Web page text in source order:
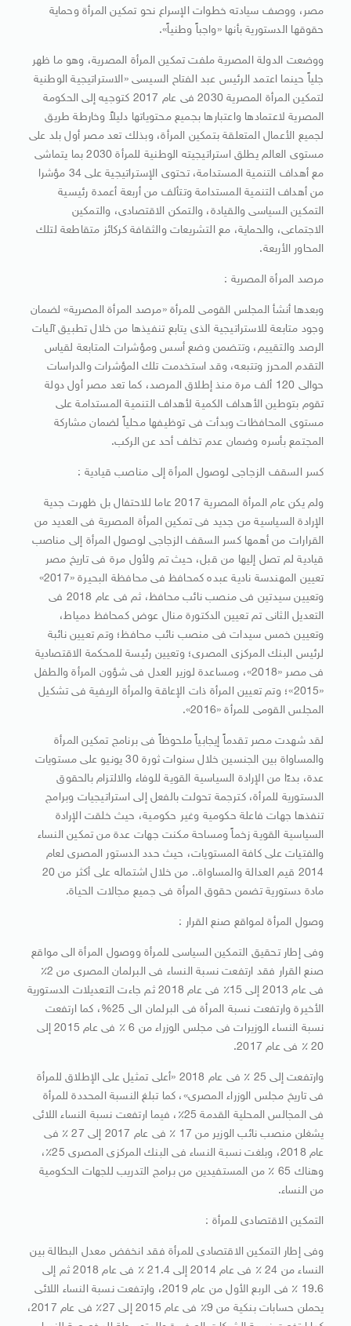
مصر، ووصف سيادته خطوات الإسراع نحو تمكين المرأة وحماية
حقوقها الدستورية بأنها «واجباً وطنياً».
ووضعت الدولة المصرية ملفت تمكين المرأة المصرية، وهو ما ظهر
جلياً حينما اعتمد الرئيس عبد الفتاح السيسى «الاستراتيجية الوطنية
لتمكين المرأة المصرية 2030 فى عام 2017 كتوجيه إلى الحكومة
المصرية لاعتمادها واعتبارها بجميع محتوياتها دليلاً وخارطة طريق
لجميع الأعمال المتعلقة بتمكين المرأة، وبذلك تعد مصر أول بلد على
مستوى العالم يطلق استراتيجيته الوطنية للمرأة 2030 بما يتماشى
مع أهداف التنمية المستدامة، تحتوى الإستراتيجية على 34 مؤشرا
من أهداف التنمية المستدامة وتتألف من أربعة أعمدة رئيسية
التمكين السياسى والقيادة، والتمكن الاقتصادى، والتمكين
الاجتماعى، والحماية، مع التشريعات والثقافة كركائز متقاطعة لتلك
المحاور الأربعة.
مرصد المرأة المصرية :
وبعدها أنشأ المجلس القومى للمرأة «مرصد المرأة المصرية» لضمان
وجود متابعة للاستراتيجية الذى يتابع تنفيذها من خلال تطبيق آليات
الرصد والتقييم، وتتضمن وضع أسس ومؤشرات المتابعة لقياس
التقدم المحرز وتتبعه، وقد استخدمت تلك المؤشرات والدراسات
حوالى 120 ألف مرة منذ إطلاق المرصد، كما تعد مصر أول دولة
تقوم بتوطين الأهداف الكمية لأهداف التنمية المستدامة على
مستوى المحافظات وبدأت فى توظيفها محلياً لضمان مشاركة
المجتمع بأسره وضمان عدم تخلف أحد عن الركب.
كسر السقف الزجاجى لوصول المرأة إلى مناصب قيادية :
ولم يكن عام المرأة المصرية 2017 عاما للاحتفال بل ظهرت جدية
الإرادة السياسية من جديد فى تمكين المرأة المصرية فى العديد من
القرارات من أهمها كسر السقف الزجاجى لوصول المرأة إلى مناصب
قيادية لم تصل إليها من قبل، حيث تم ولأول مرة فى تاريخ مصر
تعيين المهندسة نادية عبده كمحافظ فى محافظة البحيرة «2017»
وتعيين سيدتين فى منصب نائب محافظ، ثم فى عام 2018 فى
التعديل الثانى تم تعيين الدكتورة منال عوض كمحافظ دمياط،
وتعيين خمس سيدات فى منصب نائب محافظ؛ وتم تعيين نائبة
لرئيس البنك المركزى المصرى؛ وتعيين رئيسة للمحكمة الاقتصادية
فى مصر «2018»، ومساعدة لوزير العدل فى شؤون المرأة والطفل
«2015»؛ وتم تعيين المرأة ذات الإعاقة والمرأة الريفية فى تشكيل
المجلس القومى للمرأة «2016».
لقد شهدت مصر تقدماً إيجابياً ملحوظاً فى برنامج تمكين المرأة
والمساواة بين الجنسين خلال سنوات ثورة 30 يونيو على مستويات
عدة، بدءًا من الإرادة السياسية القوية للوفاء والالتزام بالحقوق
الدستورية للمرأة، كترجمة تحولت بالفعل إلى استراتيجيات وبرامج
تنفذها جهات فاعلة حكومية وغير حكومية، حيث خلقت الإرادة
السياسية القوية زخماً ومساحة مكنت جهات عدة من تمكين النساء
والفتيات على كافة المستويات، حيث حدد الدستور المصرى لعام
2014 قيم العدالة والمساواة.. من خلال اشتماله على أكثر من 20
مادة دستورية تضمن حقوق المرأة فى جميع مجالات الحياة.
وصول المرأة لمواقع صنع القرار :
وفى إطار تحقيق التمكين السياسى للمرأة ووصول المرأة الى مواقع
صنع القرار فقد ارتفعت نسبة النساء فى البرلمان المصرى من 2٪
فى عام 2013 إلى 15٪ فى عام 2018 ثم جاءت التعديلات الدستورية
الأخيرة وارتفعت نسبة المرأة فى البرلمان الى 25%، كما ارتفعت
نسبة النساء الوزيرات فى مجلس الوزراء من 6 ٪ فى عام 2015 إلى
20 ٪ فى عام 2017.
وارتفعت إلى 25 ٪ فى عام 2018 «أعلى تمثيل على الإطلاق للمرأة
فى تاريخ مجلس الوزراء المصرى»، كما تبلغ النسبة المحددة للمرأة
فى المجالس المحلية القدمة 25٪، فيما ارتفعت نسبة النساء اللائى
يشغلن منصب نائب الوزير من 17 ٪ فى عام 2017 إلى 27 ٪ فى
عام 2018، وبلغت نسبة النساء فى البنك المركزى المصرى 25٪،
وهناك 65 ٪ من المستفيدين من برامج التدريب للجهات الحكومية
من النساء.
التمكين الاقتصادى للمرأة :
وفى إطار التمكين الاقتصادى للمرأة فقد انخفض معدل البطالة بين
النساء من 24 ٪ فى عام 2014 إلى 21.4 ٪ فى عام 2018 ثم إلى
19.6 ٪ فى الربع الأول من عام 2019، وارتفعت نسبة النساء اللائى
يحملن حسابات بنكية من 9٪ فى عام 2015 إلى 27٪ فى عام 2017،